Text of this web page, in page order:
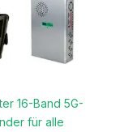
16-Band 5G-
für alle